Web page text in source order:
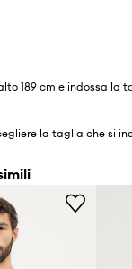
189 cm e indossa la
la taglia che si